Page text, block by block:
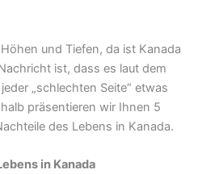
und Tiefen, da ist Kanada
ist, dass es laut dem
„schlechten Seite“ etwas
präsentieren wir Ihnen 5
des Lebens in Kanada.
in Kanada